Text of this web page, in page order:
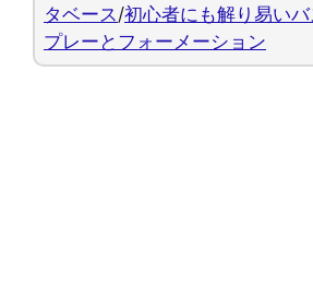
タベース /初心者にも解り易い
プレーとフォーメーション